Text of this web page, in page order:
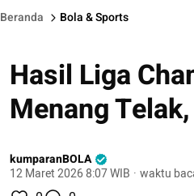
Beranda Bola & Sports
Hasil Liga
Menang
kumparanBOLA
12 Maret 2026 8:07 WIB · waktu